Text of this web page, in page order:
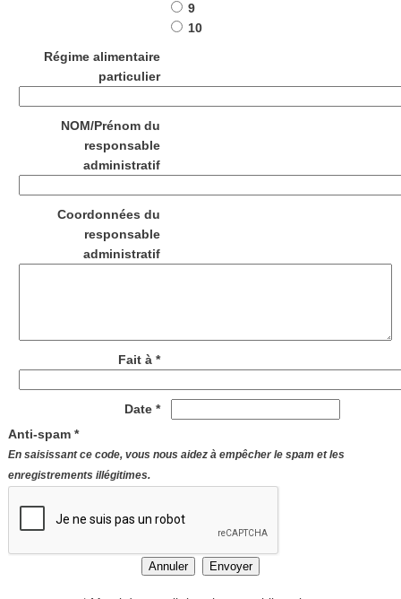
9
10
Régime alimentaire
particulier
NOM/Prénom du
responsable
administratif
Coordonnées du
responsable
administratif
Fait à *
Date *
Anti-spam *
En saisissant ce code, vous nous aidez à empêcher le spam et les
enregistrements illégitimes.